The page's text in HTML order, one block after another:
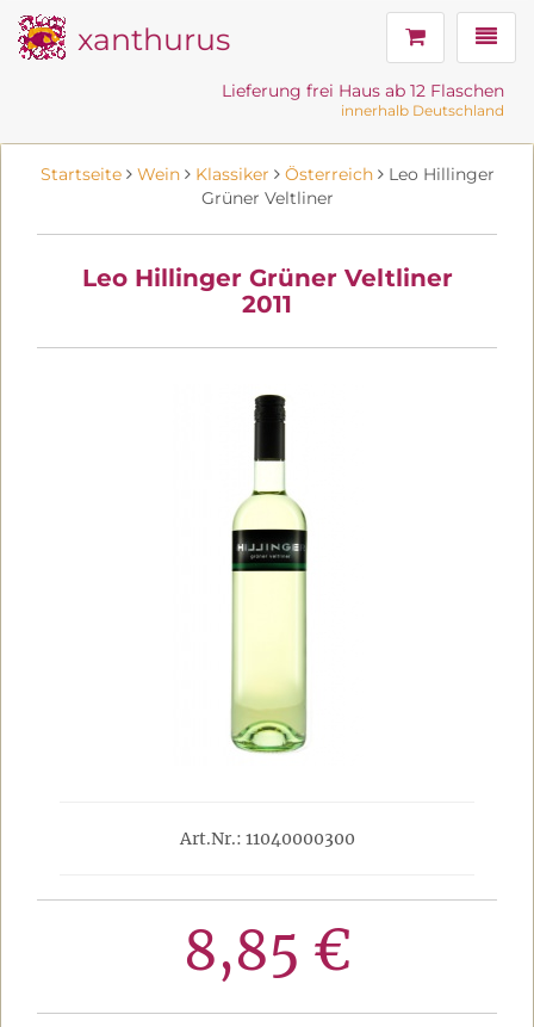
xanthurus
Lieferung frei Haus ab 12 Flaschen
innerhalb Deutschland
Startseite Wein Klassiker Österreich Leo Hillinger
Grüner Veltliner
Leo Hillinger Grüner Veltliner
2011
Art.Nr.: 11040000300
8,85 €